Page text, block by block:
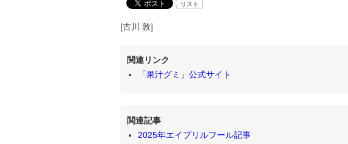
リスト
[古川 敦]
関連リンク
「果汁グミ」公式サイト
関連記事
2025年エイプリルフール記事